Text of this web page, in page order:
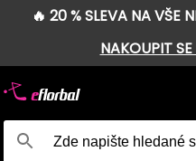
🔥 20 % SLEVA NA VŠE
NAKOUPIT